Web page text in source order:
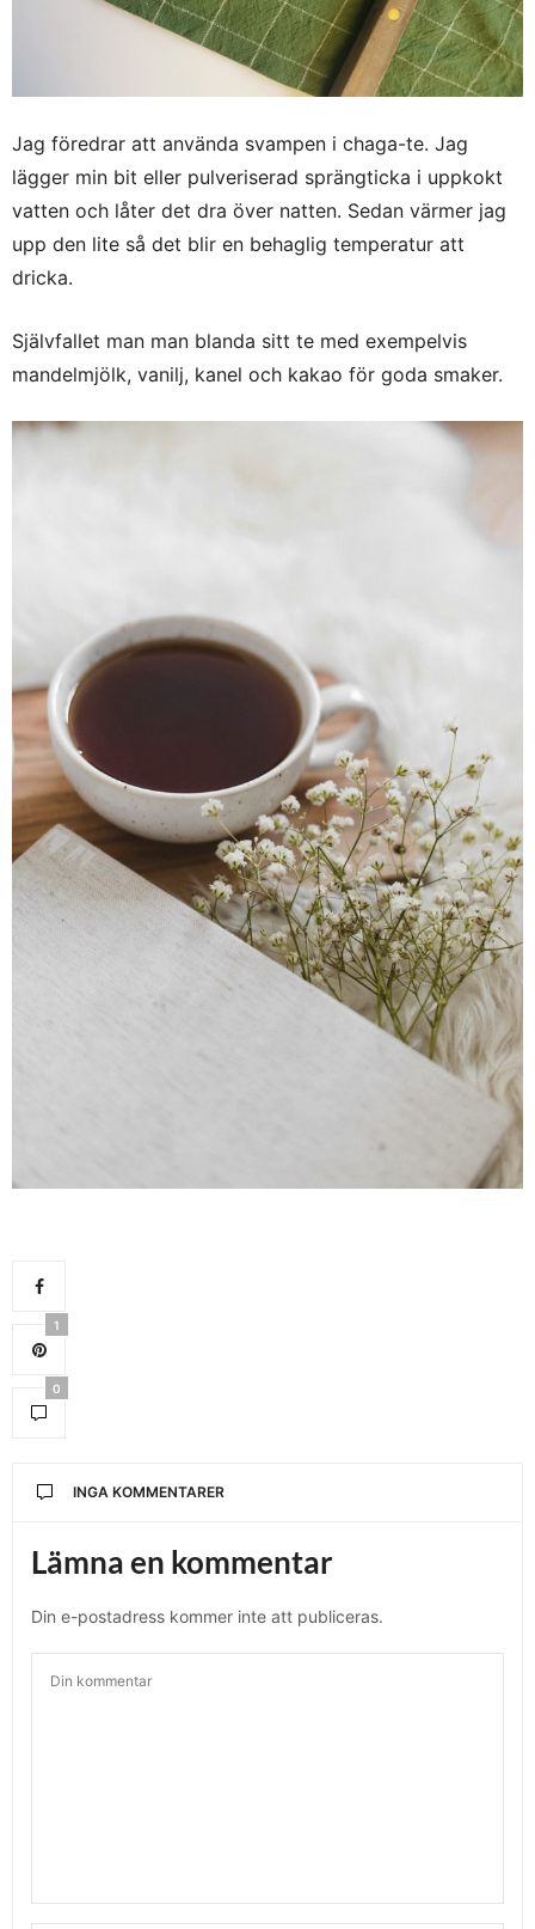
Jag föredrar att använda svampen i chaga-te. Jag
lägger min bit eller pulveriserad sprängticka i uppkokt
vatten och låter det dra över natten. Sedan värmer jag
upp den lite så det blir en behaglig temperatur att
dricka.
Självfallet man man blanda sitt te med exempelvis
mandelmjölk, vanilj, kanel och kakao för goda smaker.
1
0
INGA KOMMENTARER
Lämna en kommentar
Din e-postadress kommer inte att publiceras.